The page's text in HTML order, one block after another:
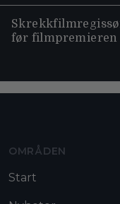
før filmpremieren
OMRÅDEN
Start